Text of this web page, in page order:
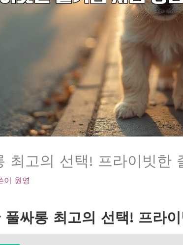
최고의 선택! 프라이빗한
이 원영
풀싸롱 최고의 선택! 프라